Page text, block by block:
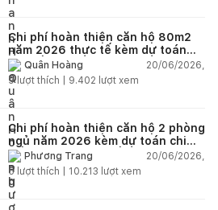
Chi phí hoàn thiện căn hộ 80m2
năm 2026 thực tế kèm dự toán
chi tiết từng hạng mục
Quân Hoàng
20/06/2026,
9lượt thích | 9.402 lượt xem
Chi phí hoàn thiện căn hộ 2 phòng
ngủ năm 2026 kèm dự toán chi
tiết và ví dụ thực tế
Phương Trang
20/06/2026,
5 lượt thích | 10.213 lượt xem